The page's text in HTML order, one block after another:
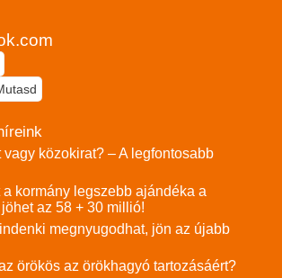
vagy közokirat? – A legfontosabb
a kormány legszebb ajándéka a
az 58 + 30 millió!
megnyugodhat, jön az újabb
örökös az örökhagyó tartozásáért?